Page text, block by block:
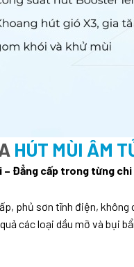
HÚT MÙI ÂM
– Đẳng cấp trong từng
phủ sơn tĩnh điện,
các loại dầu mỡ và bụi